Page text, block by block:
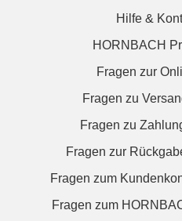
Hilfe &
HORNBACH
Fragen zur
Fragen zu
Fragen zu
Fragen zur
Fragen zum
Fragen zum